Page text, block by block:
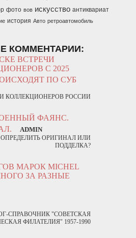
фото вов искусство антиквариат
история Авто ретроавтомобиль
КОММЕНТАРИИ:
ВСТРЕЧИ
С 2025
ПО СУБ
КОЛЛЕКЦИОНЕРОВ РОССИИ
ФАЯНС.
ADMIN
ОРИГИНАЛ ИЛИ
ПОДДЕЛКА?
МАРОК MICHEL
ЗА РАЗНЫЕ
СПРАВОЧНИК "СОВЕТСКАЯ
ФИЛАТЕЛИЯ" 1957-1990